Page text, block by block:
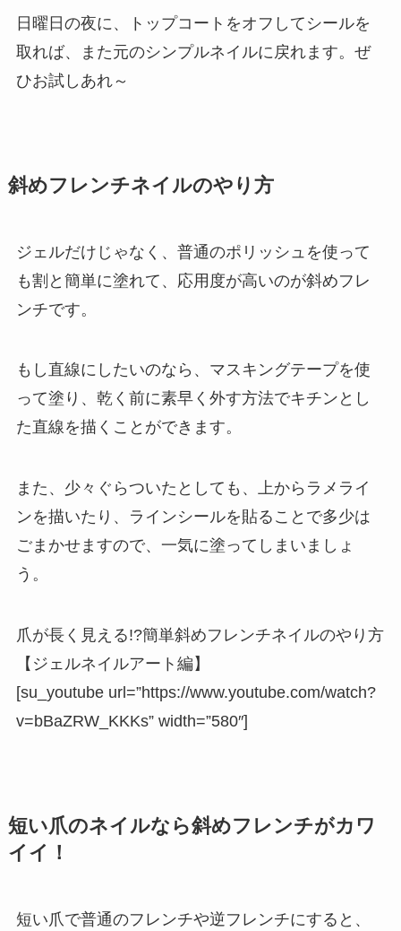
日曜日の夜に、トップコートをオフしてシールを
取れば、また元のシンプルネイルに戻れます。ぜ
ひお試しあれ～
斜めフレンチネイルのやり方
ジェルだけじゃなく、普通のポリッシュを使って
も割と簡単に塗れて、 応用度が高いのが斜めフレ
ンチです。
もし直線にしたいのなら、マスキングテープを使
って塗り、乾く前に素早く外す方法でキチンとし
た直線を描くことができます。
また、 少々ぐらついたとしても、上からラメライ
ンを描いたり、ラインシールを貼ることで多少は
ごまかせますので、一気に塗ってしまいましょ
う。
爪が長く見える!?簡単斜めフレンチネイルのやり方
【ジェルネイルアート編】
[su_youtube url=”https://www.youtube.com/watch?
v=bBaZRW_KKKs” width=”580″]
短い爪のネイルなら斜めフレンチがカワ
イイ！
短い爪で普通のフレンチや逆フレンチにすると、